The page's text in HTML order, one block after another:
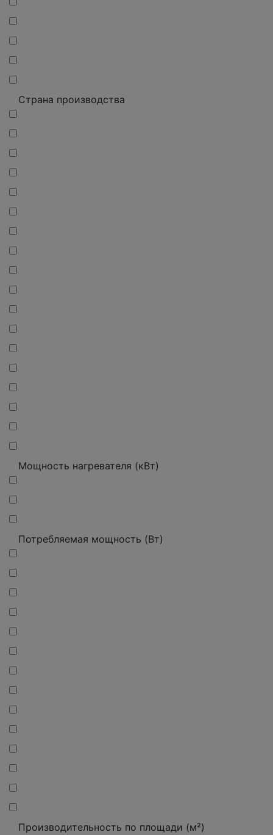
Страна производства
Мощность нагревателя (кВт)
Потребляемая мощность (Вт)
Производительность по площади (м²)